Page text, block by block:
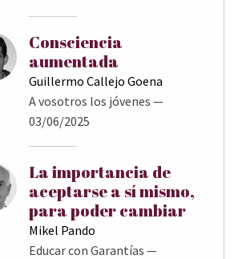
Consciencia
aumentada
Guillermo Callejo Goena
A vosotros los jóvenes —
03/06/2025
La importancia de
aceptarse a sí mismo,
para poder cambiar
Mikel Pando
Educar con Garantías —